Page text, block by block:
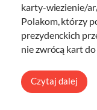
karty-wiezienie/
Polakom, którzy
prezydenckich
nie zwrócą kart
Czytaj dalej